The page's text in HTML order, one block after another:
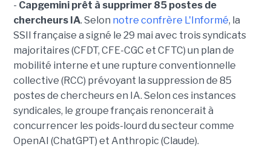
- Capgemini prêt à supprimer 85 postes de
chercheurs IA. Selon notre confrère L'Informé, la
SSII française a signé le 29 mai avec trois syndicats
majoritaires (CFDT, CFE-CGC et CFTC) un plan de
mobilité interne et une rupture conventionnelle
collective (RCC) prévoyant la suppression de 85
postes de chercheurs en IA. Selon ces instances
syndicales, le groupe français renoncerait à
concurrencer les poids-lourd du secteur comme
OpenAI (ChatGPT) et Anthropic (Claude).